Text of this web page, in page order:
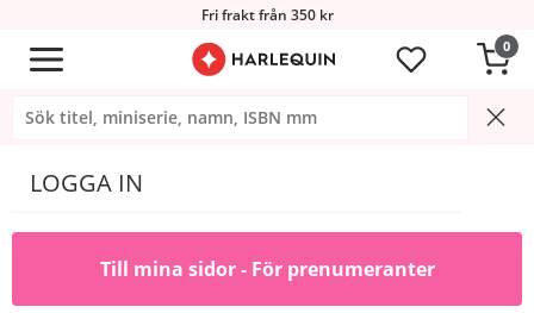
Fri frakt från 350 kr
0
LOGGA IN
Till mina sidor - För prenumeranter